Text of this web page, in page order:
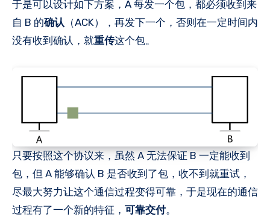
于是可以设计如下方案，A 每发一个包，都必须收到来
自 B 的确认 （ACK），再发下一个，否则在一定时间内
没有收到确认，就重传这个包。
只要按照这个协议来，虽然 A 无法保证 B 一定能收到
包，但 A 能够确认 B 是否收到了包，收不到就重试，
尽最大努力让这个通信过程变得可靠，于是现在的通信
过程有了一个新的特征， 可靠交付。